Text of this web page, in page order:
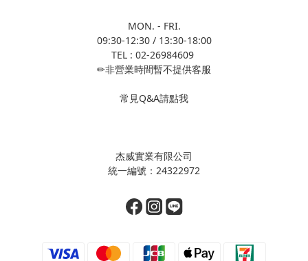
MON. - FRI.
09:30-12:30 / 13:30-18:00
TEL : 02-26984609
✏非營業時間暫不提供客服
常見Q&A請點我
杰威實業有限公司
統一編號：24322972